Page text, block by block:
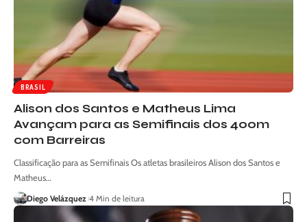
BRASIL
Alison dos Santos e Matheus Lima
Avançam para as Semifinais dos 400m
com Barreiras
Classificação para as Semifinais Os atletas brasileiros Alison dos Santos e
Matheus…
Diego Velázquez 4 Min de leitura